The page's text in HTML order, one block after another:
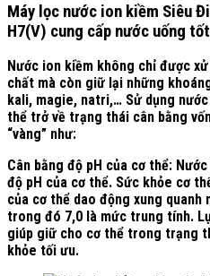
Máy lọc nước ion kiềm Siêu
H7(V) cung cấp nước uống
Nước ion kiềm không chỉ được
chất mà còn giữ lại những
kali, magie, natri,… Sử dụng
thể trở về trạng thái cân bằng
“vàng” như:
Cân bằng độ pH của cơ thể:
độ pH của cơ thể. Sức khỏe cơ
của cơ thể dao động xung
trong đó 7,0 là mức trung tính.
giúp giữ cho cơ thể trong trạng
khỏe tối ưu.